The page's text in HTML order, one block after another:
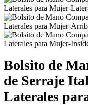
Bolsito de
de Serraje
Laterales